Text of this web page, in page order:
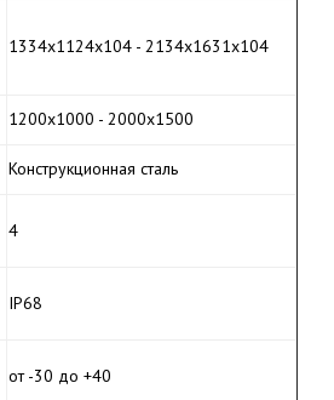
1334х1124х104 - 2134х1631х104
1200х1000 - 2000х1500
Конструкционная сталь
4
IP68
от -30 до +40